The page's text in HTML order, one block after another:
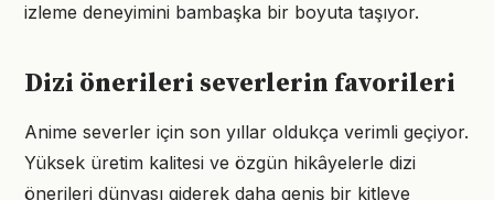
izleme deneyimini bambaşka bir boyuta taşıyor.
Dizi önerileri severlerin favorileri
Anime severler için son yıllar oldukça verimli geçiyor.
Yüksek üretim kalitesi ve özgün hikâyelerle dizi
önerileri dünyası giderek daha geniş bir kitleye